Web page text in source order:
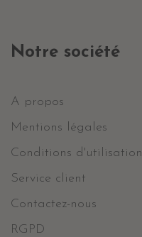
Notre société
A propos
Mentions légales
Conditions d'utilisation
Service client
Contactez-nous
RGPD